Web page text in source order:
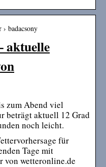
badacsony
aktuelle
zum Abend viel
beträgt aktuell 12 Grad
noch leicht.
für
Tage mit
von wetteronline.de